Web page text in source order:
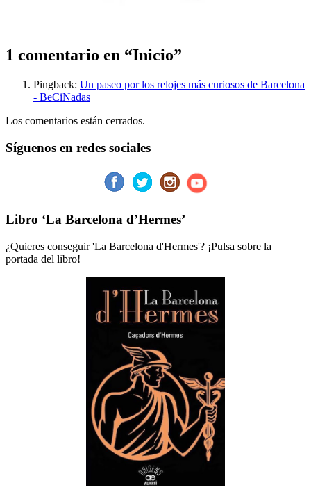
1 comentario en “Inicio”
Pingback: Un paseo por los relojes más curiosos de Barcelona
- BeCiNadas
Los comentarios están cerrados.
Síguenos en redes sociales
Libro ‘La Barcelona d’Hermes’
¿Quieres conseguir 'La Barcelona d'Hermes'? ¡Pulsa sobre la
portada del libro!